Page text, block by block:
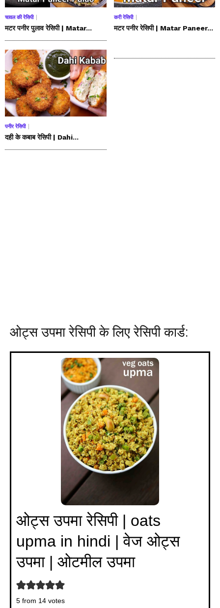
चावल की रेसिपी
मटर पनीर पुलाव रेसिपी | Matar...
करी रेसिपी
मटर पनीर रेसिपी | Matar Paneer...
पनीर रेसिपी
दही के कबाब रेसिपी | Dahi...
ओट्स उपमा रेसिपी के लिए रेसिपी कार्ड:
ओट्स उपमा रेसिपी | oats
upma in hindi | वेज ओट्स
उपमा | ओटमील उपमा
5 from 14 votes